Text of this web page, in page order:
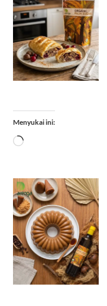
Menyukai ini:
Memuat...